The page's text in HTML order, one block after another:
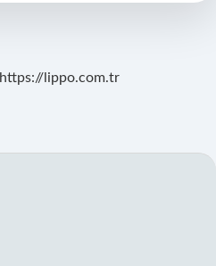
https://lippo.com.tr